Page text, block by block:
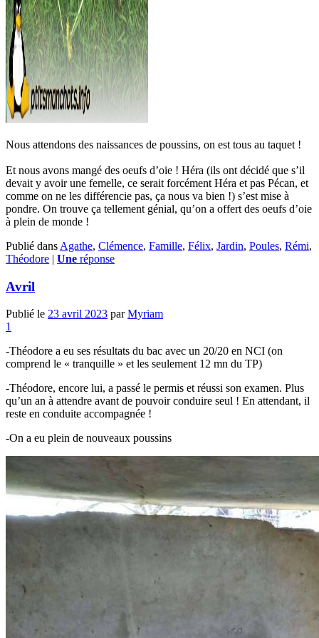
Nous attendons des naissances de poussins, on est tous au taquet !
Et nous avons mangé des oeufs d’oie ! Héra (ils ont décidé que s’il
devait y avoir une femelle, ce serait forcément Héra et pas Pécan, et
comme on ne les différencie pas, ça nous va bien !) s’est mise à
pondre. On trouve ça tellement génial, qu’on a offert des oeufs d’oie
à plein de monde !
Publié dans Agathe, Clémence, Famille, Félix, Jardin, Poules, Rémi,
Théodore | Une réponse
Avril
Publié le 23 avril 2023 parMyriam
1
-Théodore a eu ses résultats du bac avec un 20/20 en NCI (on
comprend le « tranquille » et les seulement 12 mn du TP)
-Théodore, encore lui, a passé le permis et réussi son examen. Plus
qu’un an à attendre avant de pouvoir conduire seul ! En attendant, il
reste en conduite accompagnée !
-On a eu plein de nouveaux poussins